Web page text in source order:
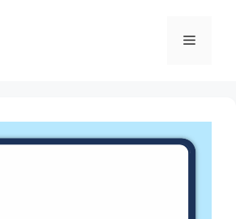
Menu